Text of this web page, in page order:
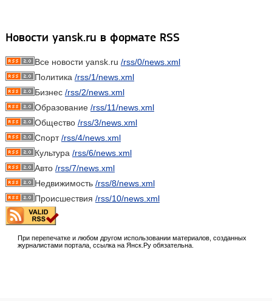
Новости yansk.ru в формате RSS
Все новости yansk.ru /rss/0/news.xml
Политика /rss/1/news.xml
Бизнес /rss/2/news.xml
Образование /rss/11/news.xml
Общество /rss/3/news.xml
Спорт/rss/4/news.xml
Культура /rss/6/news.xml
Авто /rss/7/news.xml
Недвижимость /rss/8/news.xml
Происшествия /rss/10/news.xml
При перепечатке и любом другом использовании материалов, созданных
журналистами портала, ссылка на Янск.Ру обязательна.